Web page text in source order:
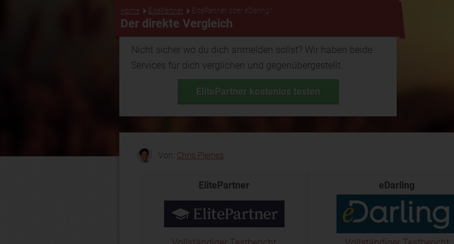
Home ElitePartner ElitePartner oder eDarling?
Der direkte Vergleich
Nicht sicher wo du dich anmelden sollst? Wir haben beide
Services für dich verglichen und gegenübergestellt.
ElitePartner kostenlos testen
Von: Chris Pleines
ElitePartner eDarling